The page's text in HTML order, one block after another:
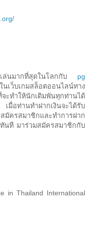
เล่นมากที่สุดในโลกกับ pg
เว็บเกมสล็อตออนไลน์ทาง
ะทำให้นักเดิมพันทุกท่านได้
มื่อท่านทำฝากเงินจะได้รับ
มัครสมาชิกและทำการฝาก
นที มาร่วมสมัครสมาชิกกับ
in Thailand International